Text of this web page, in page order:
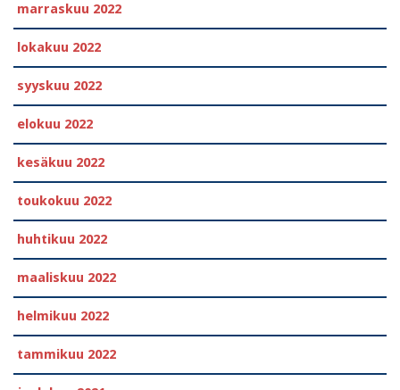
marraskuu 2022
lokakuu 2022
syyskuu 2022
elokuu 2022
kesäkuu 2022
toukokuu 2022
huhtikuu 2022
maaliskuu 2022
helmikuu 2022
tammikuu 2022